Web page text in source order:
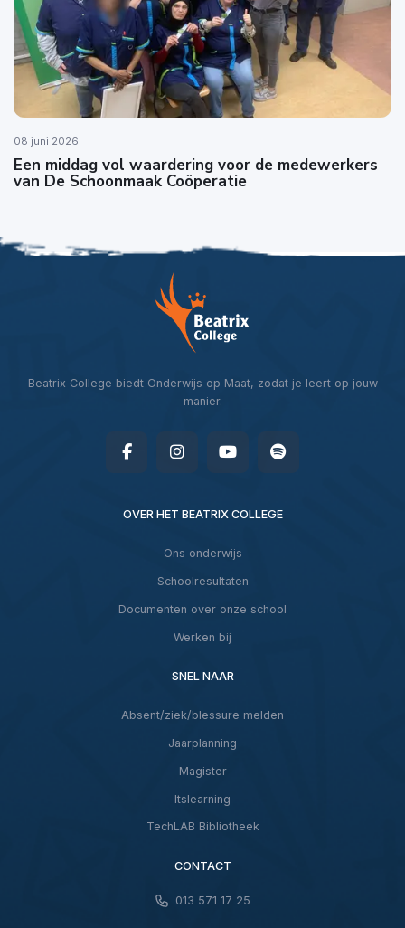
08 juni 2026
Een middag vol waardering voor de medewerkers
van De Schoonmaak Coöperatie
Beatrix College biedt Onderwijs op Maat, zodat je leert op jouw
manier.
OVER HET BEATRIX COLLEGE
Ons onderwijs
Schoolresultaten
Documenten over onze school
Werken bij
SNEL NAAR
Absent/ziek/blessure melden
Jaarplanning
Magister
Itslearning
TechLAB Bibliotheek
CONTACT
013 571 17 25